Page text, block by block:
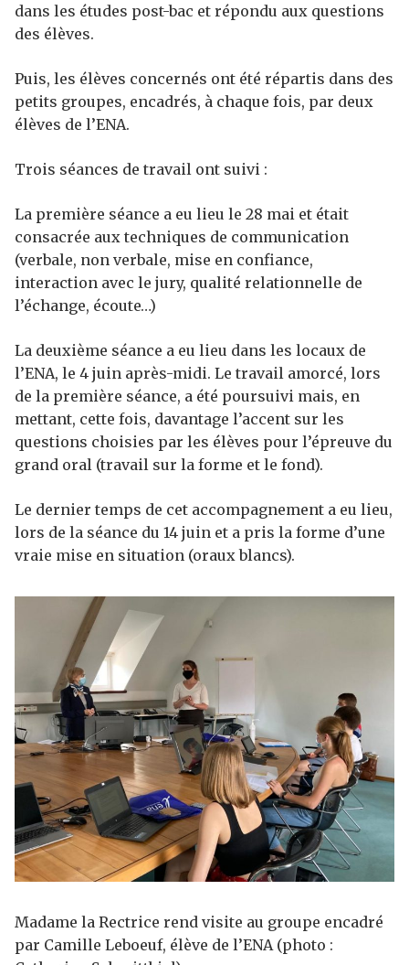
dans les études post-bac et répondu aux questions
des élèves.
Puis, les élèves concernés ont été répartis dans des
petits groupes, encadrés, à chaque fois, par deux
élèves de l’ENA.
Trois séances de travail ont suivi :
La première séance a eu lieu le 28 mai et était
consacrée aux techniques de communication
(verbale, non verbale, mise en confiance,
interaction avec le jury, qualité relationnelle de
l’échange, écoute…)
La deuxième séance a eu lieu dans les locaux de
l’ENA, le 4 juin après-midi. Le travail amorcé, lors
de la première séance, a été poursuivi mais, en
mettant, cette fois, davantage l’accent sur les
questions choisies par les élèves pour l’épreuve du
grand oral (travail sur la forme et le fond).
Le dernier temps de cet accompagnement a eu lieu,
lors de la séance du 14 juin et a pris la forme d’une
vraie mise en situation (oraux blancs).
Madame la Rectrice rend visite au groupe encadré
par Camille Leboeuf, élève de l’ENA (photo :